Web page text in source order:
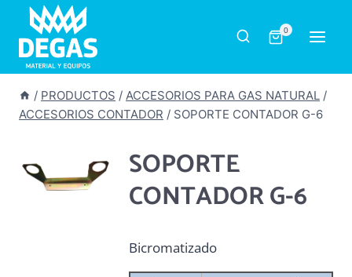
Saltar
contenido
0
/ PRODUCTOS / ACCESORIOS PARA GAS NATURAL /
ACCESORIOS CONTADOR / SOPORTE CONTADOR G-6
SOPORTE
CONTADOR G-6
Bicromatizado